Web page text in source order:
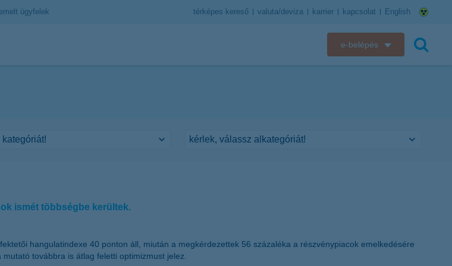
ügyfelek térképes kereső valuta/deviza karrier kapcsolat English
e-belépés
K&H e-kártyafelület
ismét többségbe kerültek.
hangulatindexe 40 ponton áll, miután a megkérdezettek 56 százaléka a részvénypiacok emelkedésére
továbbra is átlag feletti optimizmust jelez.